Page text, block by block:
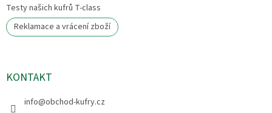
Testy našich kufrů T-class
Reklamace a vrácení zboží
KONTAKT
info@obchod-kufry.cz